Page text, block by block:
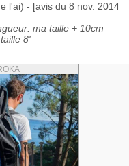
l'ai) - [avis du 8 nov. 2014
ma taille + 10cm
8'